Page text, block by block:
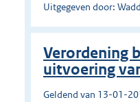
Uitgegeven door:
Verordening
uitvoering
Geldend van 13-01-